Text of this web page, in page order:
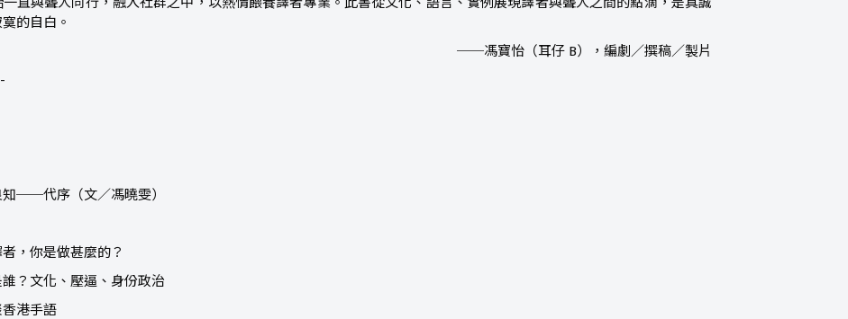
的自白。
──馮寶怡（耳仔 B），編劇／撰稿／製片
──代序（文／馮曉雯）
，你是做甚麼的？
？文化、壓逼、身份政治
港手語